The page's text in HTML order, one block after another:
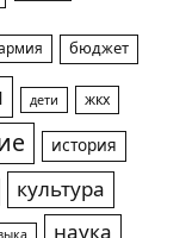
бюджет
дети жкх
история
культура
наука